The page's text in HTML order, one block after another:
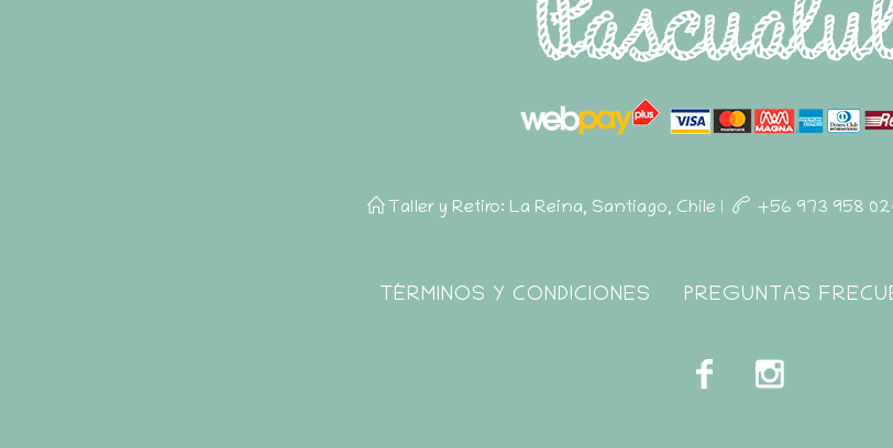
Taller y Retiro: La Reina, Santiago, Chile | +56 973 958
TÉRMINOS Y CONDICIONES PREGUNTAS